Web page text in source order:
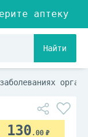
Найти
130 .00